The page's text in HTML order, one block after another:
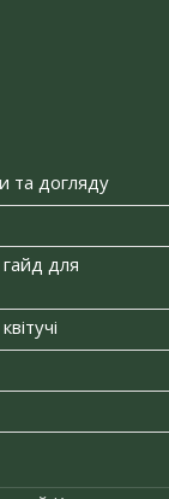
та догляду
для